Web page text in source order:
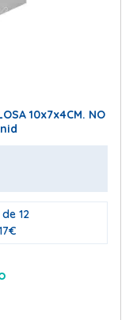
10x7x4CM. NO
12